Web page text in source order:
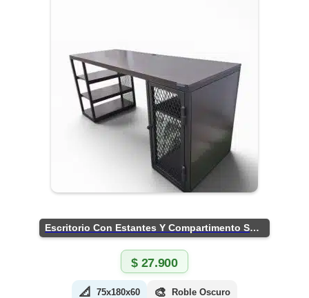
Escritorio Con Estantes Y Compartimento Seguro
$27.900
📐 75x180x60 🎨 Roble Oscuro